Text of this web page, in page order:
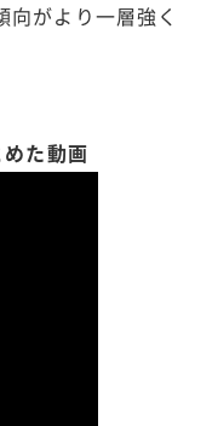
がより一層強く
た動画